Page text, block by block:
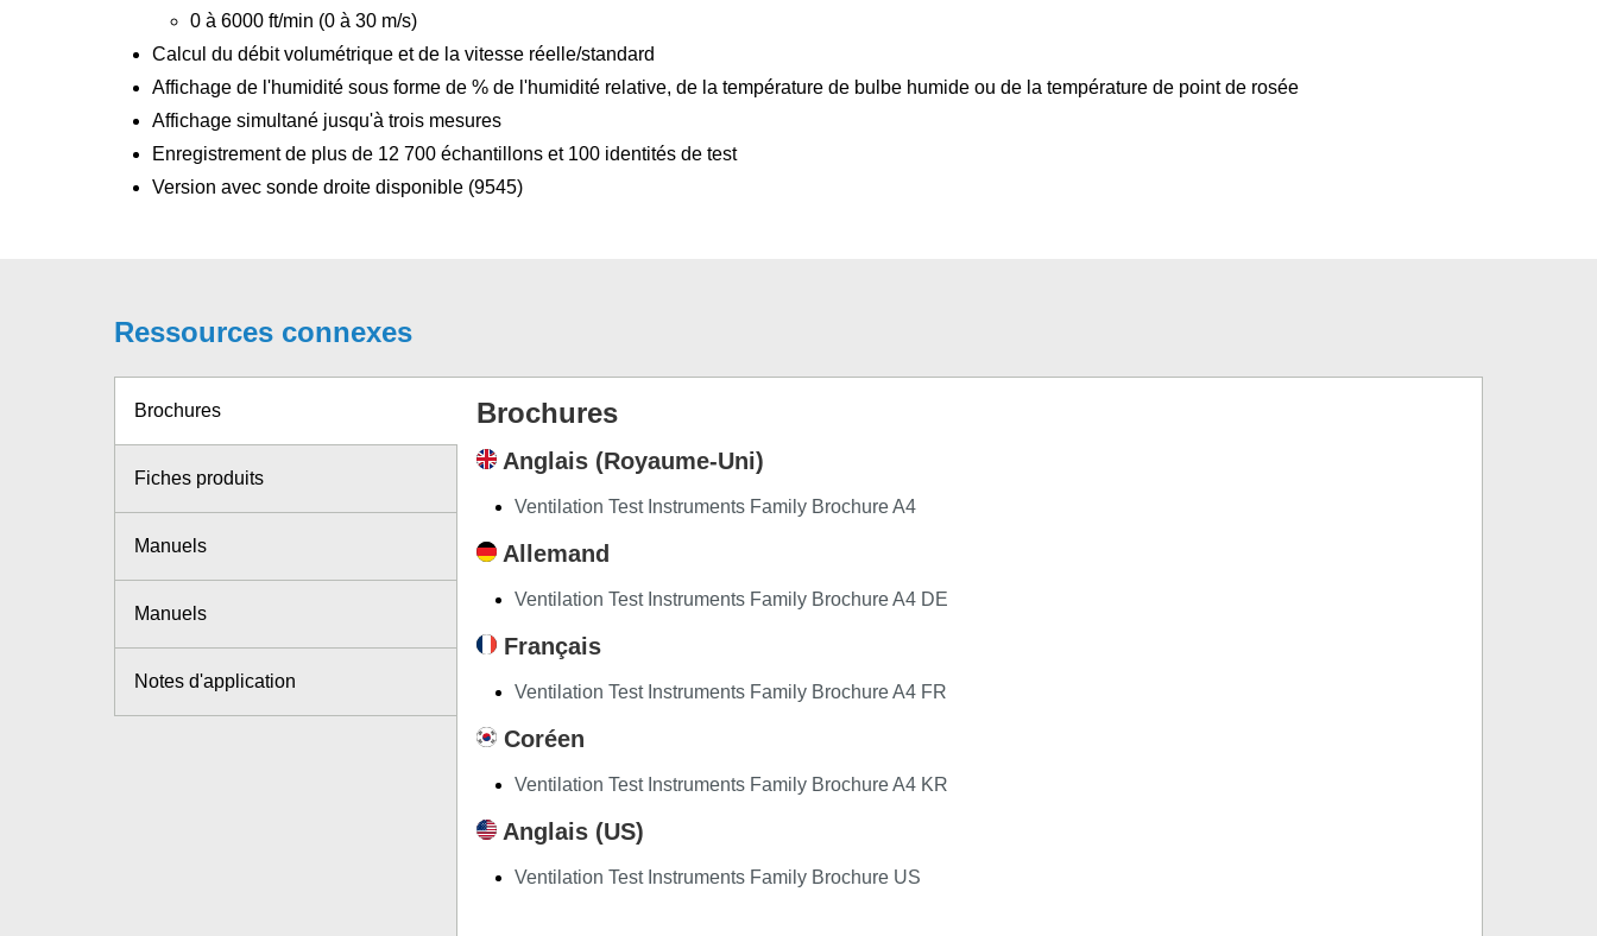
0 à 6000 ft/min (0 à 30 m/s)
Calcul du débit volumétrique et de la vitesse réelle/standard
Affichage de l'humidité sous forme de % de l'humidité relative, de la température de bulbe humide ou de la température de point de rosée
Affichage simultané jusqu'à trois mesures
Enregistrement de plus de 12 700 échantillons et 100 identités de test
Version avec sonde droite disponible (9545)
Ressources connexes
Brochures
Fiches produits
Manuels
Manuels
Notes d'application
Brochures
Anglais (Royaume-Uni)
Ventilation Test Instruments Family Brochure A4
Allemand
Ventilation Test Instruments Family Brochure A4 DE
Français
Ventilation Test Instruments Family Brochure A4 FR
Coréen
Ventilation Test Instruments Family Brochure A4 KR
Anglais (US)
Ventilation Test Instruments Family Brochure US